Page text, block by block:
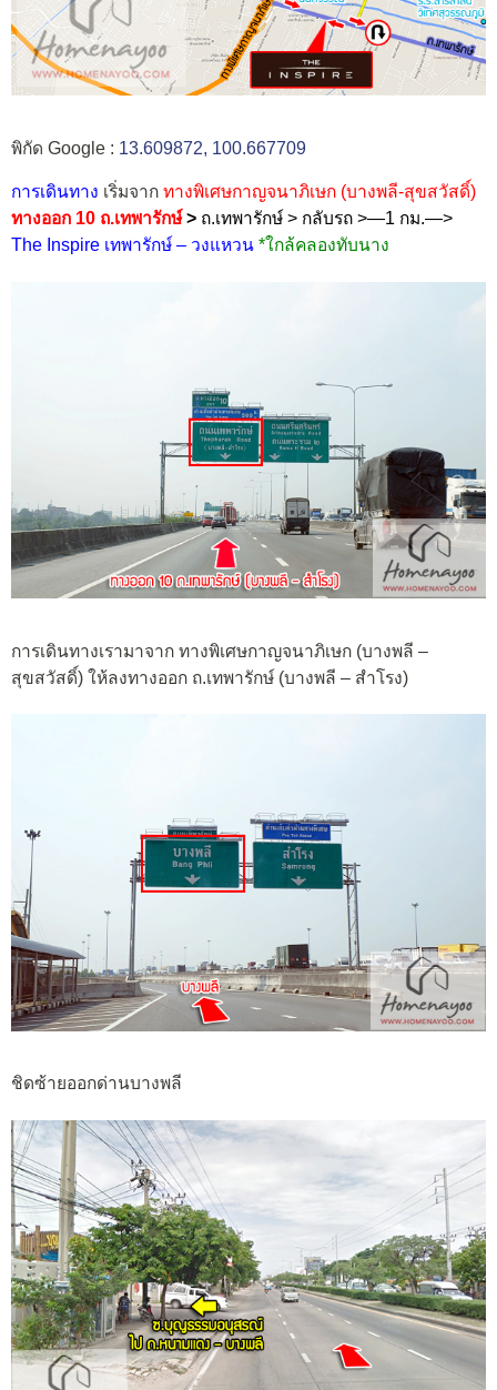
พิกัด Google : 13.609872, 100.667709
การเดินทาง เริ่มจาก ทางพิเศษกาญจนาภิเษก (บางพลี-สุขสวัสดิ์)
ทางออก 10 ถ.เทพารักษ์> ถ.เทพารักษ์ > กลับรถ >—1 กม.—>
The Inspire เทพารักษ์ – วงแหวน *ใกล้คลองทับนาง
การเดินทางเรามาจาก ทางพิเศษกาญจนาภิเษก (บางพลี –
สุขสวัสดิ์) ให้ลงทางออก ถ.เทพารักษ์ (บางพลี – สำโรง)
ชิดซ้ายออกด่านบางพลี